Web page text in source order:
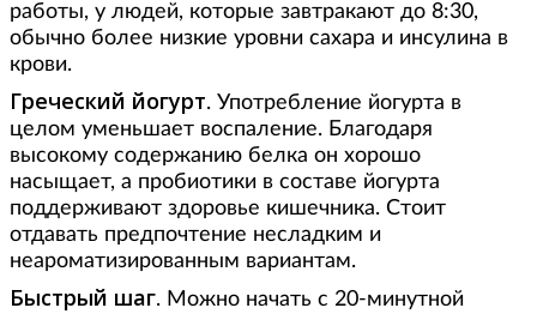
работы, у людей, которые завтракают до 8:30,
обычно более низкие уровни сахара и инсулина в
крови.
Греческий йогурт. Употребление йогурта в
целом уменьшает воспаление. Благодаря
высокому содержанию белка он хорошо
насыщает, а пробиотики в составе йогурта
поддерживают здоровье кишечника. Стоит
отдавать предпочтение несладким и
неароматизированным вариантам.
Быстрый шаг. Можно начать с 20-минутной